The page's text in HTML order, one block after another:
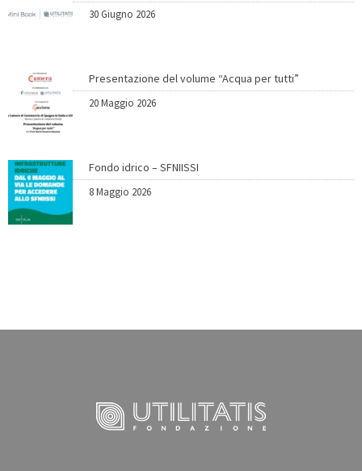
30 Giugno 2026
Presentazione del volume “Acqua per tutti”
20 Maggio 2026
Fondo idrico – SFNIISSI
8 Maggio 2026